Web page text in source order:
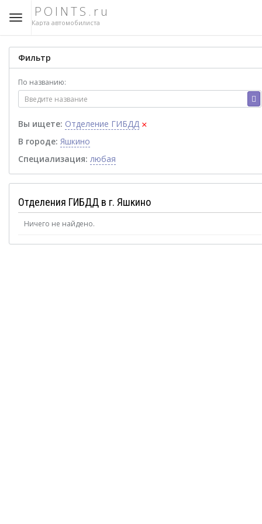
POINTS.ru
Карта автомобилиста
Фильтр
По названию:
Вы ищете: Отделение ГИБДД ×
В городе: Яшкино
Специализация: любая
Отделения ГИБДД в г. Яшкино
Ничего не найдено.